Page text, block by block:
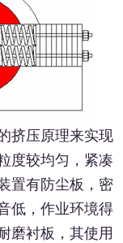
挤压原理来实现
度较均匀，紧凑
置有防尘板，密
低，作业环境得
磨衬板，其使用